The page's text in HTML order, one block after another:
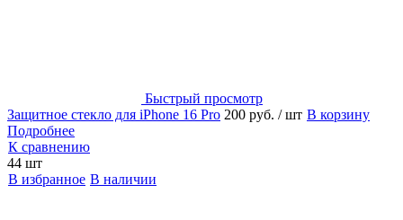
Быстрый просмотр
Защитное стекло для iPhone 16 Pro 200 руб. / шт В корзину
Подробнее
К сравнению
44 шт
В избранное В наличии